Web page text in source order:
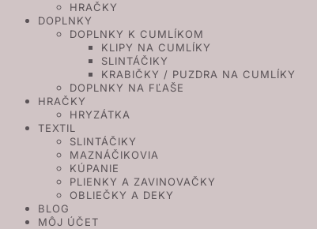
HRAČKY
DOPLNKY
DOPLNKY K CUMLÍKOM
KLIPY NA CUMLÍKY
SLINTÁČIKY
KRABIČKY / PUZDRA NA CUMLÍKY
DOPLNKY NA FĽAŠE
HRAČKY
HRYZÁTKA
TEXTIL
SLINTÁČIKY
MAZNÁČIKOVIA
KÚPANIE
PLIENKY A ZAVINOVAČKY
OBLIEČKY A DEKY
BLOG
MÔJ ÚČET